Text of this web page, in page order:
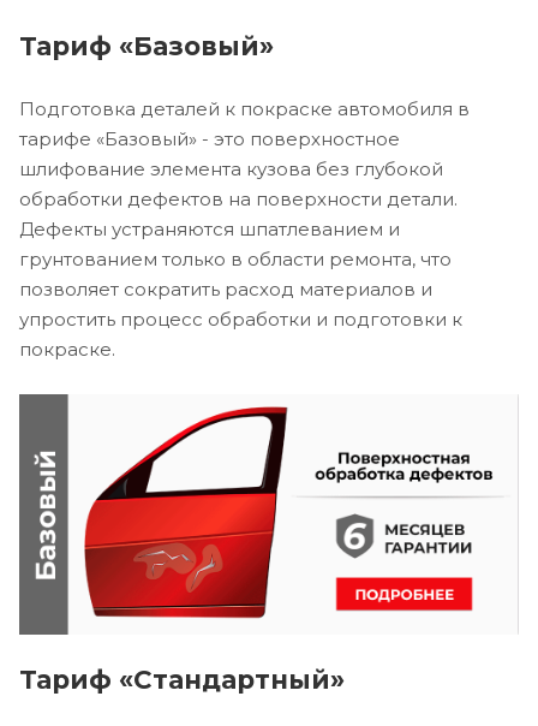
Тариф «Базовый»
Подготовка деталей к покраске автомобиля в
тарифе «Базовый» - это поверхностное
шлифование элемента кузова без глубокой
обработки дефектов на поверхности детали.
Дефекты устраняются шпатлеванием и
грунтованием только в области ремонта, что
позволяет сократить расход материалов и
упростить процесс обработки и подготовки к
покраске.
Тариф «Стандартный»